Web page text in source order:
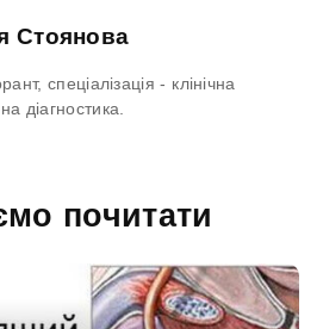
Стоянова
спеціалізація - клінічна
діагностика.
почитати